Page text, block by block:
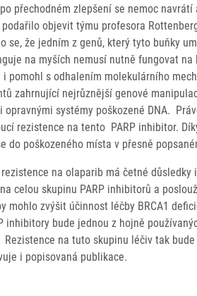
přechodném zlepšení se nemoc
podařilo objevit týmu profesora
se, že jedním z genů, který tyto buňky
na myších nemusí nutně fungovat
i pomohl s odhalením molekulárního
zahrnující nejrůznější genové
systémy poškozené DNA.
rezistence na tento PARP inhibitor.
do poškozeného místa v přesně
na olaparib má četné
celou skupinu PARP inhibitorů a
mohlo zvýšit účinnost léčby BRCA1
inhibitory bude jednou z hojně
na tuto skupinu léčiv tak
i popisovaná publikace.